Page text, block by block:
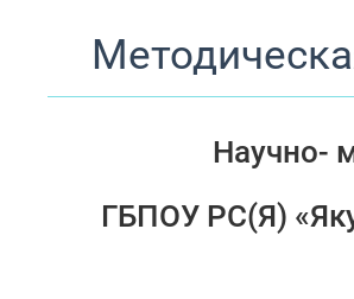
Научно-
ГБПОУ РС(Я)